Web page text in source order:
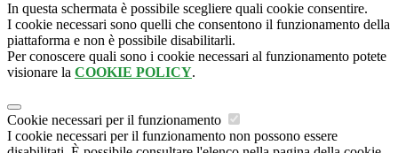
In questa schermata è possibile scegliere quali cookie consentire.
I cookie necessari sono quelli che consentono il funzionamento della
piattaforma e non è possibile disabilitarli.
Per conoscere quali sono i cookie necessari al funzionamento potete
visionare la COOKIE POLICY.
Cookie necessari per il funzionamento
I cookie necessari per il funzionamento non possono essere